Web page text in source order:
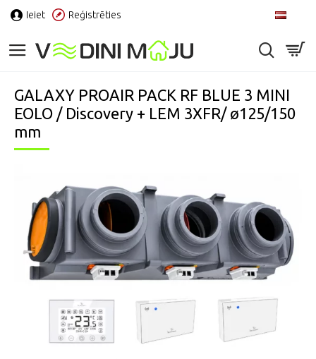
Ieiet Reģistrēties
GALAXY PROAIR PACK RF BLUE 3 MINI
EOLO / Discovery + LEM 3XFR/ ø125/150
mm